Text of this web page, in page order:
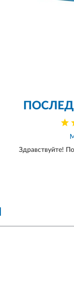
Здравствуйте!